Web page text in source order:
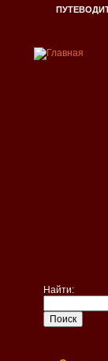
Найти: